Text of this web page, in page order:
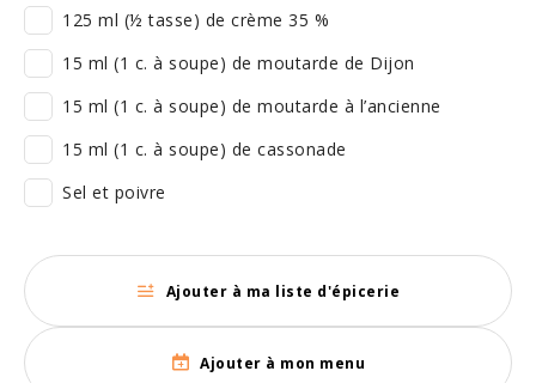
125 ml (½ tasse) de crème 35 %
15 ml (1 c. à soupe) de moutarde de Dijon
15 ml (1 c. à soupe) de moutarde à l’ancienne
15 ml (1 c. à soupe) de cassonade
Sel et poivre
Ajouter à ma liste d'épicerie
Ajouter à mon menu